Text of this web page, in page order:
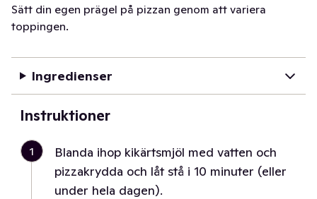
Sätt din egen prägel på pizzan genom att variera
toppingen.
Ingredienser
Instruktioner
1
Blanda ihop kikärtsmjöl med vatten och
pizzakrydda och låt stå i 10 minuter (eller
under hela dagen).